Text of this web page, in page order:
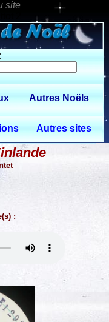
2
Autres Noëls
Autres sites
: